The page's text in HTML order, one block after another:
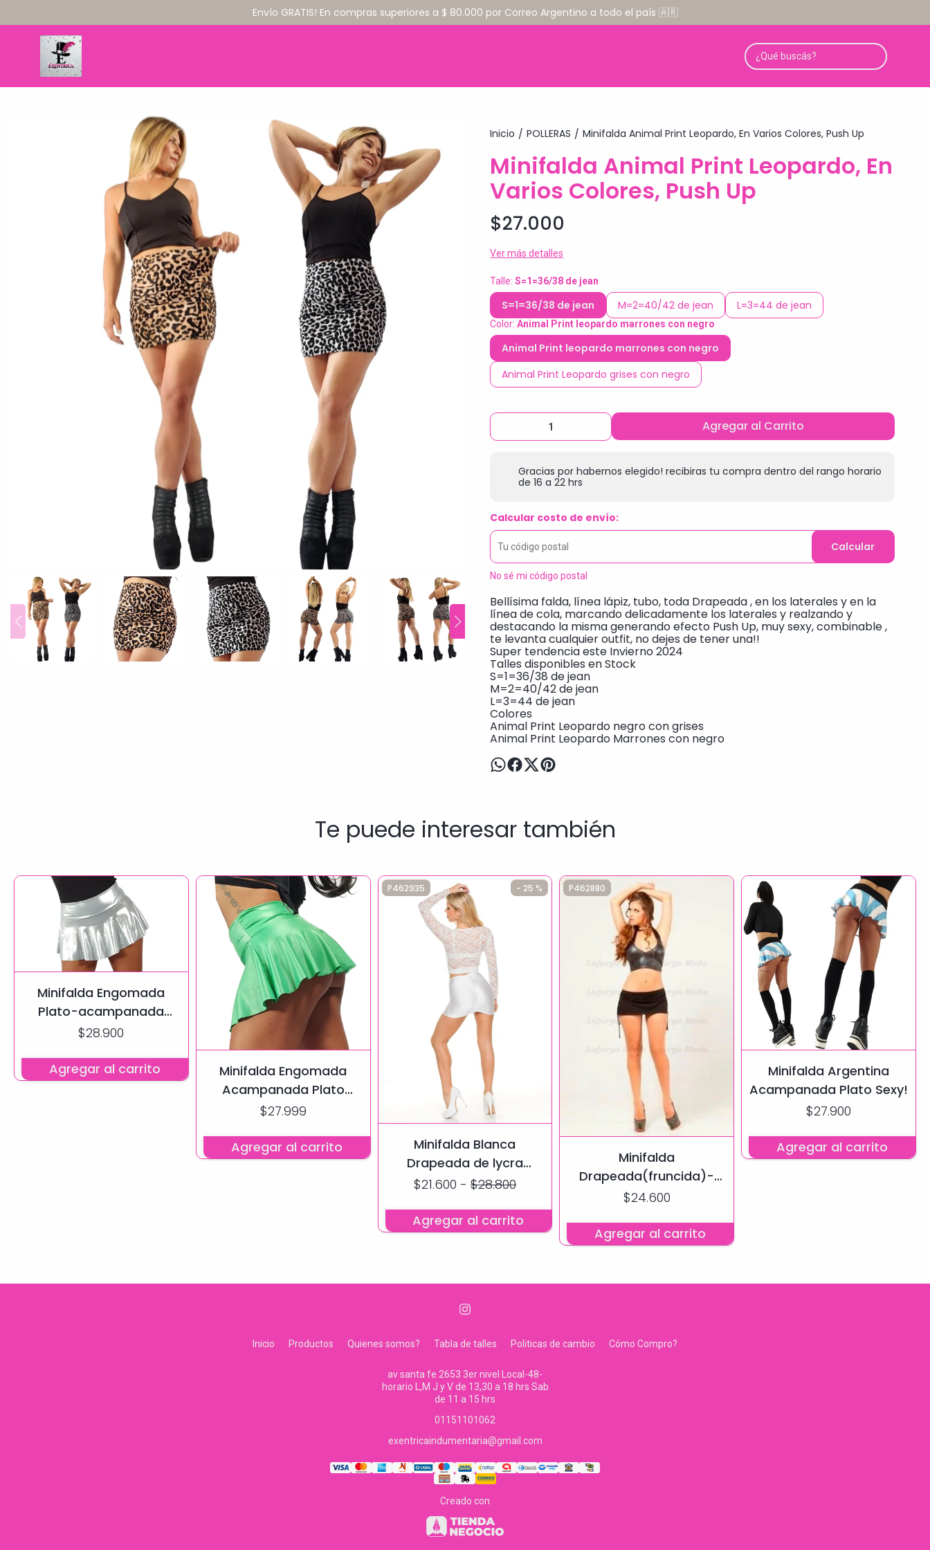
Envío GRATIS! En compras superiores a $ 80.000 por Correo Argentino a todo el país 🇦🇷
Inicio / POLLERAS / Minifalda Animal Print Leopardo, En Varios Colores, Push Up
Minifalda Animal Print Leopardo, En
Varios Colores, Push Up
$27.000
Ver más detalles
Talle:S=1=36/38 de jean
S=1=36/38 de jean M=2=40/42 de jean L=3=44 de jean
Color:Animal Print leopardo marrones con negro
Animal Print leopardo marrones con negro
Animal Print Leopardo grises con negro
Agregar al Carrito
Gracias por habernos elegido! recibiras tu compra dentro del rango horario
de 16 a 22 hrs
Calcular costo de envío:
Calcular
No sé mi código postal
Bellísima falda, línea lápiz, tubo, toda Drapeada , en los laterales y en la
línea de cola, marcando delicadamente los laterales y realzando y
destacando la misma generando efecto Push Up, muy sexy, combinable ,
te levanta cualquier outfit, no dejes de tener una!!
Super tendencia este Invierno 2024
Talles disponibles en Stock
S=1=36/38 de jean
M=2=40/42 de jean
L=3=44 de jean
Colores
Animal Print Leopardo negro con grises
Animal Print Leopardo Marrones con negro
Te puede interesar también
Minifalda Engomada
Plato-acampanada
Plateada-plata
$28.900
Agregar al carrito
Minifalda Engomada
Acampanada Plato
Verde Esmeralda
$27.999
Agregar al carrito
P462935 - 25 %
Minifalda Blanca
Drapeada de lycra
Oferta
$21.600 - $28.800
Agregar al carrito
P462880
Minifalda
Drapeada(fruncida)-
pollera-mini L.modal
$24.600
Agregar al carrito
Minifalda Argentina
Acampanada Plato Sexy!
$27.900
Agregar al carrito
Inicio Productos Quienes somos? Tabla de talles Politicas de cambio Cómo Compro?
av santa fe 2653 3er nivel Local-48-
horario L,M J y V de 13,30 a 18 hrs Sab
de 11 a 15 hrs
01151101062
exentricaindumentaria@gmail.com
Creado con